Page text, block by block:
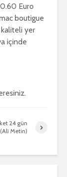
Euro
boutigue
yer
içinde
24 gün
(Ali Metin)